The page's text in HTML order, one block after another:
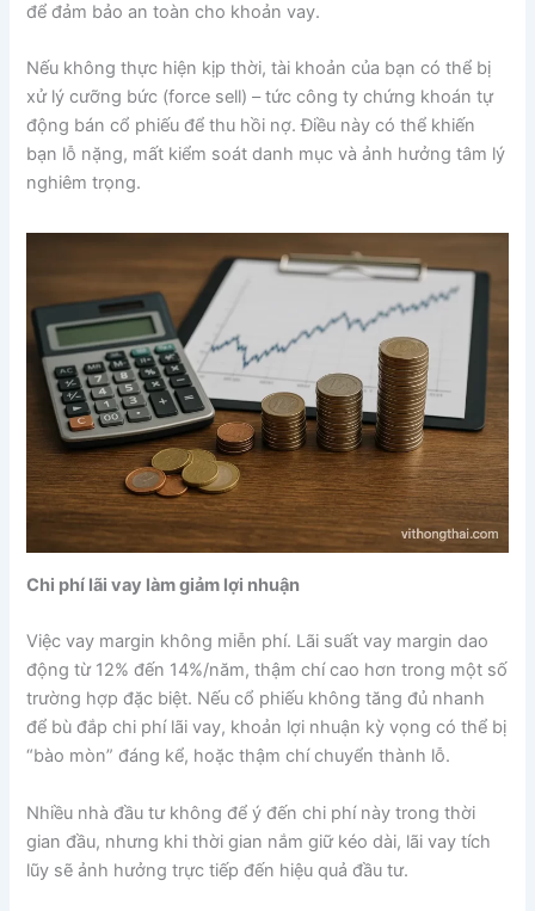
để đảm bảo an toàn cho khoản vay.
Nếu không thực hiện kịp thời, tài khoản của bạn có thể bị
xử lý cưỡng bức (force sell) – tức công ty chứng khoán tự
động bán cổ phiếu để thu hồi nợ. Điều này có thể khiến
bạn lỗ nặng, mất kiểm soát danh mục và ảnh hưởng tâm lý
nghiêm trọng.
Chi phí lãi vay làm giảm lợi nhuận
Việc vay margin không miễn phí. Lãi suất vay margin dao
động từ 12% đến 14%/năm, thậm chí cao hơn trong một số
trường hợp đặc biệt. Nếu cổ phiếu không tăng đủ nhanh
để bù đắp chi phí lãi vay, khoản lợi nhuận kỳ vọng có thể bị
“bào mòn” đáng kể, hoặc thậm chí chuyển thành lỗ.
Nhiều nhà đầu tư không để ý đến chi phí này trong thời
gian đầu, nhưng khi thời gian nắm giữ kéo dài, lãi vay tích
lũy sẽ ảnh hưởng trực tiếp đến hiệu quả đầu tư.